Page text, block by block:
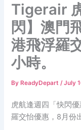
Tigerair
閃】澳門
港飛浮羅
小時。
By ReadyDepart/July
虎航逢週四「快閃
羅交怡優惠，8月份